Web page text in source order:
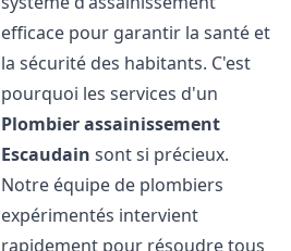
efficace pour garantir la santé et
la sécurité des habitants. C'est
pourquoi les services d'un
Plombier assainissement
Escaudain sont si précieux.
Notre équipe de plombiers
expérimentés intervient
rapidement pour résoudre tous